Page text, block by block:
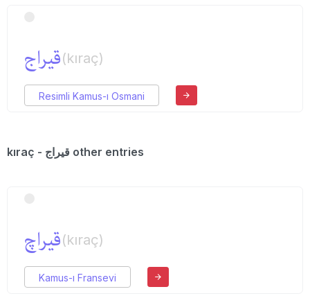
قیراج(kıraç)
Resimli Kamus-ı Osmani
kıraç - قیراج other entries
قیراچ(kıraç)
Kamus-ı Fransevi